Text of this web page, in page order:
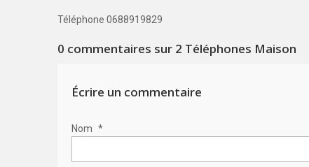
Téléphone 0688919829
0 commentaires sur 2 Téléphones Maison
Écrire un commentaire
Nom *